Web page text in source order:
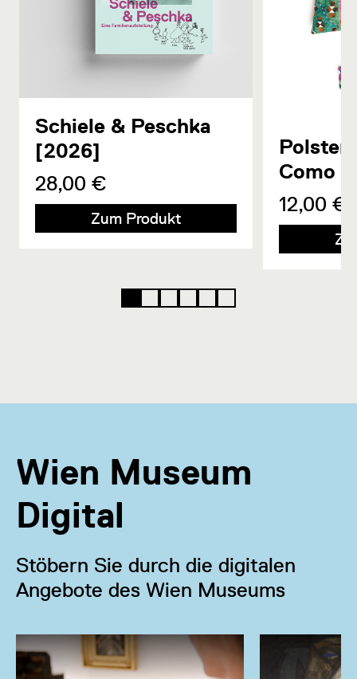
Schiele & Peschka
[2026]
28,00 €
Zum Produkt
Polster
Como
12,00 €
Wien Museum
Digital
Stöbern Sie durch die digitalen
Angebote des Wien Museums